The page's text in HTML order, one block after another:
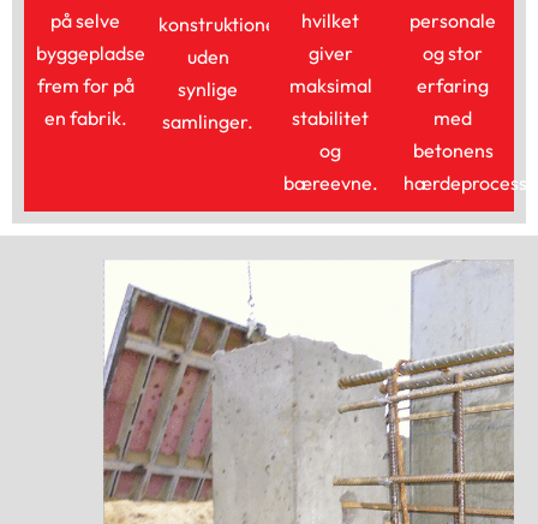
på selve
byggepladsen
frem for på
en fabrik.
konstruktioner
uden
synlige
samlinger.
hvilket
giver
maksimal
stabilitet
og
bæreevne.
personale
og stor
erfaring
med
betonens